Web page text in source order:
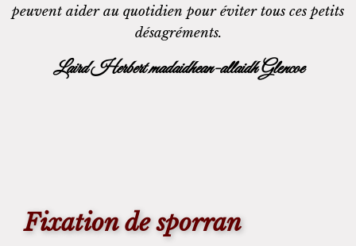
peuvent aider au quotidien pour éviter tous ces petits
désagréments.
Laird Herbert madaidhean-allaidh Glencoe
Fixation de sporran